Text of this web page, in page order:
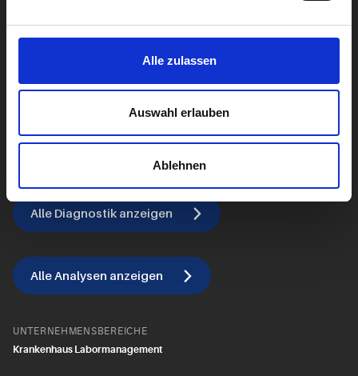
Alle zulassen
Auswahl erlauben
Ablehnen
Blut
Herz & Kreislauf
Alle Diagnostik anzeigen
Alle Analysen anzeigen
UNTERNEHMENSBEREICHE
Krankenhaus Labormanagement